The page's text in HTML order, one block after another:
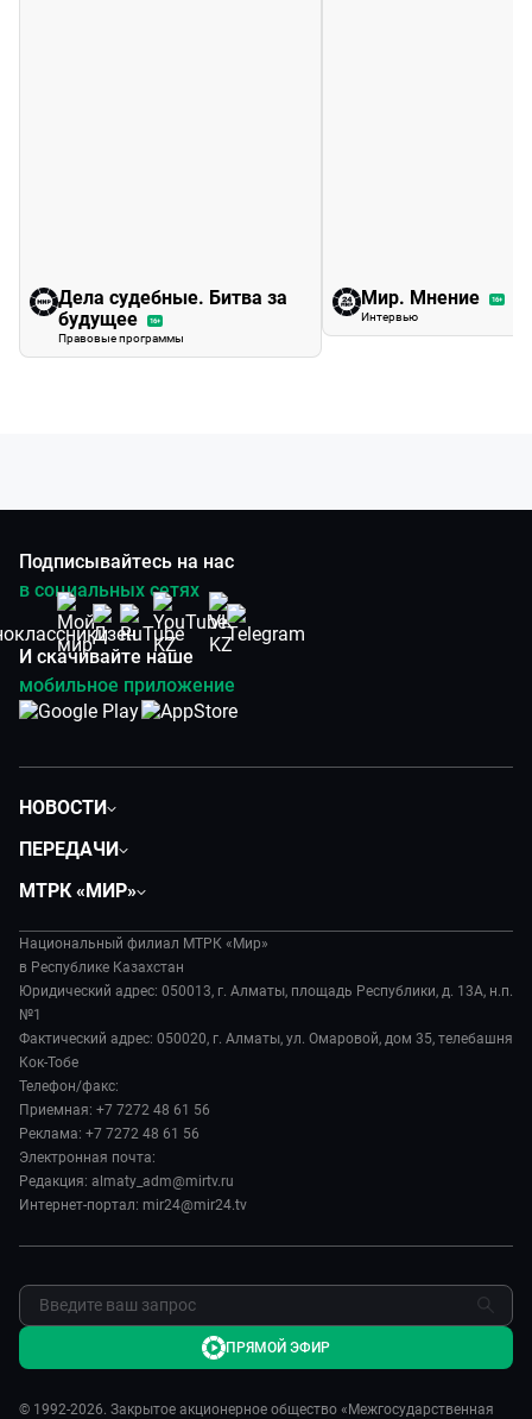
Дела судебные. Битва за
будущее
16+
Правовые программы
Мир. Мнение 16+
Интервью
Подписывайтесь на нас
в социальных сетях
И скачивайте наше
мобильное приложение
НОВОСТИ
Экономика
Происшествия
Наука и технологии
Здоровье и медицина
Спорт
Авто
Культура
ПЕРЕДАЧИ
Вместе выгодно
Евразия. Культурно
Евразия. Регионы
Наши иностранцы
Пять причин поехать в...
Сделано в Содружестве
МТРК «МИР»
История
Руководство
Лица мира
Пресса о нас
Карьера
Реклама
Обратная связь
Национальный филиал МТРК «Мир»
в Республике Казахстан
Юридический адрес: 050013, г. Алматы, площадь Республики, д. 13А, н.п.
№1
Фактический адрес: 050020, г. Алматы, ул. Омаровой, дом 35, телебашня
Кок-Тобе
Телефон/факс:
Приемная: +7 7272 48 61 56
Реклама: +7 7272 48 61 56
Электронная почта:
Редакция: almaty_adm@mirtv.ru
Интернет-портал: mir24@mir24.tv
© 1992-2026. Закрытое акционерное общество «Межгосударственная
ПРЯМОЙ ЭФИР